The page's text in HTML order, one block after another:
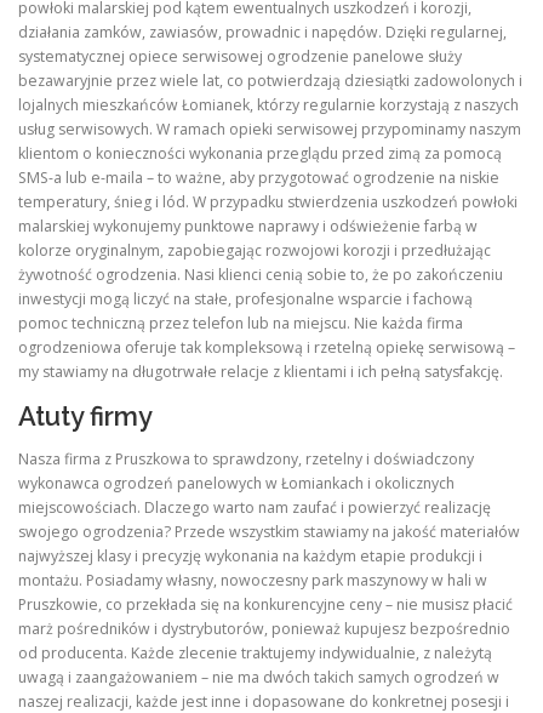
powłoki malarskiej pod kątem ewentualnych uszkodzeń i korozji,
działania zamków, zawiasów, prowadnic i napędów. Dzięki regularnej,
systematycznej opiece serwisowej ogrodzenie panelowe służy
bezawaryjnie przez wiele lat, co potwierdzają dziesiątki zadowolonych i
lojalnych mieszkańców Łomianek, którzy regularnie korzystają z naszych
usług serwisowych. W ramach opieki serwisowej przypominamy naszym
klientom o konieczności wykonania przeglądu przed zimą za pomocą
SMS-a lub e-maila – to ważne, aby przygotować ogrodzenie na niskie
temperatury, śnieg i lód. W przypadku stwierdzenia uszkodzeń powłoki
malarskiej wykonujemy punktowe naprawy i odświeżenie farbą w
kolorze oryginalnym, zapobiegając rozwojowi korozji i przedłużając
żywotność ogrodzenia. Nasi klienci cenią sobie to, że po zakończeniu
inwestycji mogą liczyć na stałe, profesjonalne wsparcie i fachową
pomoc techniczną przez telefon lub na miejscu. Nie każda firma
ogrodzeniowa oferuje tak kompleksową i rzetelną opiekę serwisową –
my stawiamy na długotrwałe relacje z klientami i ich pełną satysfakcję.
Atuty firmy
Nasza firma z Pruszkowa to sprawdzony, rzetelny i doświadczony
wykonawca ogrodzeń panelowych w Łomiankach i okolicznych
miejscowościach. Dlaczego warto nam zaufać i powierzyć realizację
swojego ogrodzenia? Przede wszystkim stawiamy na jakość materiałów
najwyższej klasy i precyzję wykonania na każdym etapie produkcji i
montażu. Posiadamy własny, nowoczesny park maszynowy w hali w
Pruszkowie, co przekłada się na konkurencyjne ceny – nie musisz płacić
marż pośredników i dystrybutorów, ponieważ kupujesz bezpośrednio
od producenta. Każde zlecenie traktujemy indywidualnie, z należytą
uwagą i zaangażowaniem – nie ma dwóch takich samych ogrodzeń w
naszej realizacji, każde jest inne i dopasowane do konkretnej posesji i